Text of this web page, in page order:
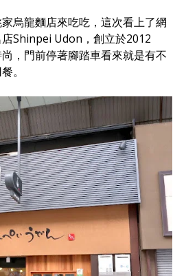
烏龍麵店來吃吃，這次看上了網
Shinpei Udon，創立於2012
，門前停著腳踏車看來就是有不
。